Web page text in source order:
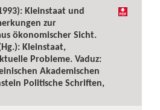
Kleinstaat und
zur
ökonomischer Sicht.
Kleinstaat,
Probleme. Vaduz:
Akademischen
Politische Schriften,